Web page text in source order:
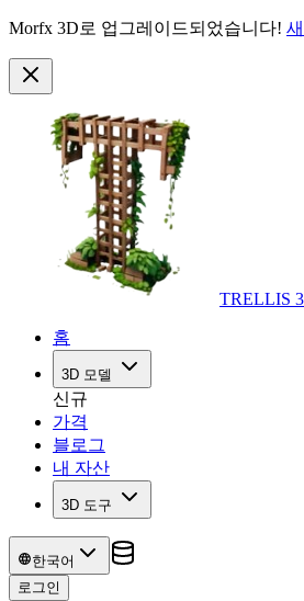
Morfx 3D로 업그레이드되었습니다!
TRELLIS
홈
3D 모델
신규
가격
블로그
내 자산
3D 도구
한국어
로그인